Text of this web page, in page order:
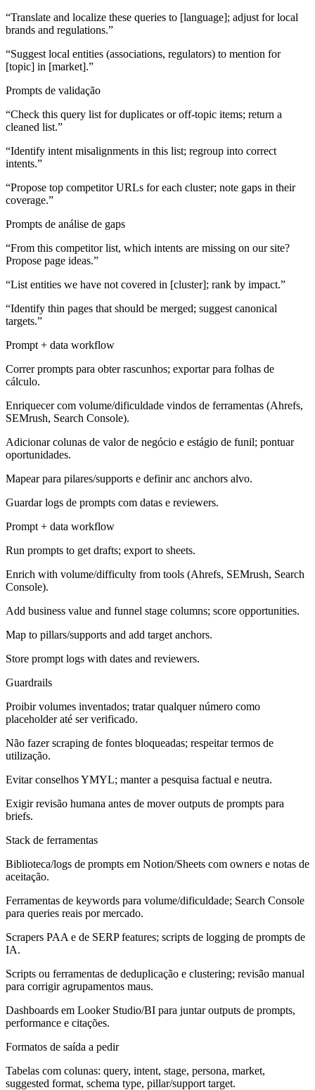
“Translate and localize these queries to [language]; adjust for local
brands and regulations.”
“Suggest local entities (associations, regulators) to mention for
[topic] in [market].”
Prompts de validação
“Check this query list for duplicates or off-topic items; return a
cleaned list.”
“Identify intent misalignments in this list; regroup into correct
intents.”
“Propose top competitor URLs for each cluster; note gaps in their
coverage.”
Prompts de análise de gaps
“From this competitor list, which intents are missing on our site?
Propose page ideas.”
“List entities we have not covered in [cluster]; rank by impact.”
“Identify thin pages that should be merged; suggest canonical
targets.”
Prompt + data workflow
Correr prompts para obter rascunhos; exportar para folhas de
cálculo.
Enriquecer com volume/dificuldade vindos de ferramentas (Ahrefs,
SEMrush, Search Console).
Adicionar colunas de valor de negócio e estágio de funil; pontuar
oportunidades.
Mapear para pilares/supports e definir anc anchors alvo.
Guardar logs de prompts com datas e reviewers.
Prompt + data workflow
Run prompts to get drafts; export to sheets.
Enrich with volume/difficulty from tools (Ahrefs, SEMrush, Search
Console).
Add business value and funnel stage columns; score opportunities.
Map to pillars/supports and add target anchors.
Store prompt logs with dates and reviewers.
Guardrails
Proibir volumes inventados; tratar qualquer número como
placeholder até ser verificado.
Não fazer scraping de fontes bloqueadas; respeitar termos de
utilização.
Evitar conselhos YMYL; manter a pesquisa factual e neutra.
Exigir revisão humana antes de mover outputs de prompts para
briefs.
Stack de ferramentas
Biblioteca/logs de prompts em Notion/Sheets com owners e notas de
aceitação.
Ferramentas de keywords para volume/dificuldade; Search Console
para queries reais por mercado.
Scrapers PAA e de SERP features; scripts de logging de prompts de
IA.
Scripts ou ferramentas de deduplicação e clustering; revisão manual
para corrigir agrupamentos maus.
Dashboards em Looker Studio/BI para juntar outputs de prompts,
performance e citações.
Formatos de saída a pedir
Tabelas com colunas: query, intent, stage, persona, market,
suggested format, schema type, pillar/support target.